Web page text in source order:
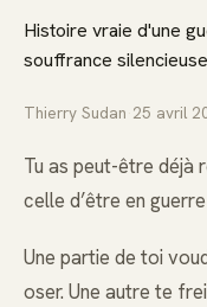
Histoire vraie d'une
souffrance
Thierry Sudan 25 avril
Tu as peut-être déjà
celle d’être en
Une partie de toi
oser. Une autre te